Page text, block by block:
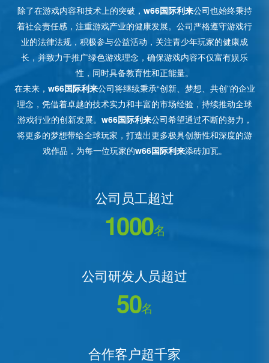
除了在游戏内容和技术上的突破， w66国际利来公司也始终秉持
着社会责任感，注重游戏产业的健康发展。公司严格遵守游戏行
业的法律法规，积极参与公益活动，关注青少年玩家的健康成
长，并致力于推广绿色游戏理念，确保游戏内容不仅富有娱乐
性，同时具备教育性和正能量。
在未来， w66国际利来公司将继续秉承“创新、梦想、共创”的企业
理念，凭借着卓越的技术实力和丰富的市场经验，持续推动全球
游戏行业的创新发展。 w66国际利来公司希望通过不断的努力，
将更多的梦想带给全球玩家，打造出更多极具创新性和深度的游
戏作品，为每一位玩家的w66国际利来添砖加瓦。
公司员工超过
1000名
公司研发人员超过
50名
合作客户超千家